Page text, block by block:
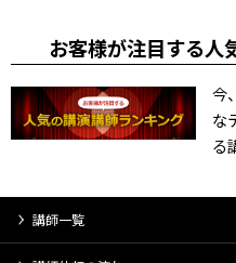
お客様が注目する人
今
な
る
講師一覧